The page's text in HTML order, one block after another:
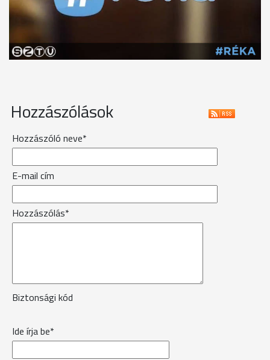
Hozzászólások
Hozzászóló neve*
E-mail cím
Hozzászólás*
Biztonsági kód
Ide írja be*